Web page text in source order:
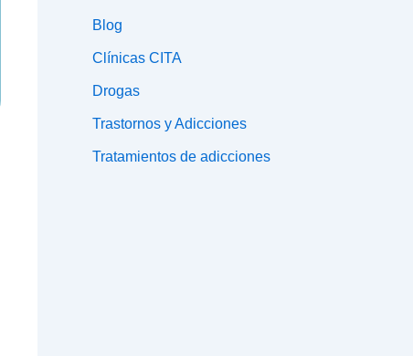
Blog
Clínicas CITA
Drogas
Trastornos y Adicciones
Tratamientos de adicciones